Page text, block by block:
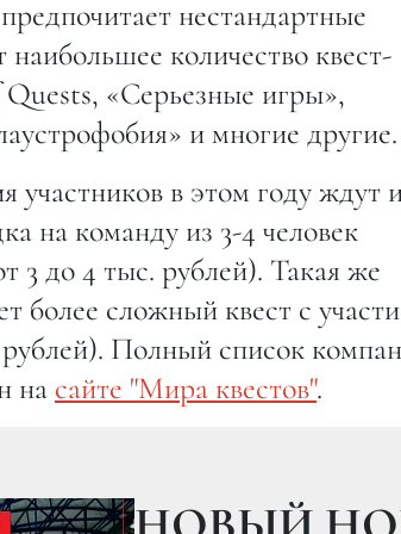
нестандартные
наибольшее количество квест-
«Серьезные игры»,
и многие другие.
в этом году ждут
на команду из 3-4 человек
3 до 4 тыс. рублей). Такая же
более сложный квест с
рублей). Полный список
на сайте "Мира квестов".